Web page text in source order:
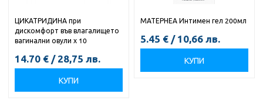
ЦИКАТРИДИНА при
дискомфорт във влагалището
вагинални овули х 10
14.70 € / 28,75 лв.
КУПИ
МАТЕРНЕА Интимен гел 200мл
5.45 € / 10,66 лв.
КУПИ